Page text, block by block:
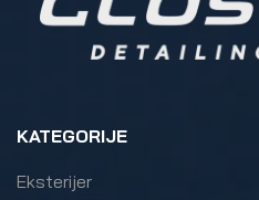
KATEGORIJE
Eksterijer